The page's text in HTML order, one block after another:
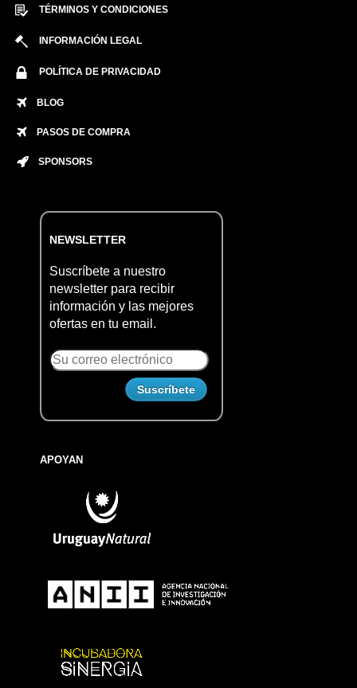
TÉRMINOS Y CONDICIONES
INFORMACIÓN LEGAL
POLÍTICA DE PRIVACIDAD
BLOG
PASOS DE COMPRA
SPONSORS
NEWSLETTER
Suscríbete a nuestro
newsletter para recibir
información y las mejores
ofertas en tu email.
APOYAN